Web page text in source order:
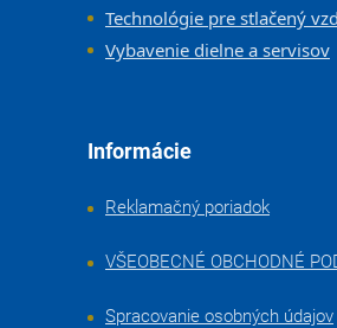
Technológie pre stlačený
Vybavenie dielne a servisov
Informácie
Reklamačný poriadok
VŠEOBECNÉ OBCHODNÉ
Spracovanie osobných údajov